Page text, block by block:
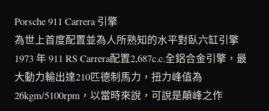
Porsche 911 Carrera 引擎
為世上首度配置並為人所熟知的水平對臥六缸引擎
1973 年 911 RS Carrera配置2,687c.c.全鋁合金引擎，最
大動力輸出達210匹德制馬力，扭力峰值為
26kgm/5100rpm，以當時來說，可說是顛峰之作